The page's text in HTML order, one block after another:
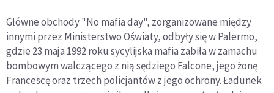
Główne obchody "No mafia day", zorganizowane między
innymi przez Ministerstwo Oświaty, odbyły się w Palermo,
gdzie 23 maja 1992 roku sycylijska mafia zabiła w zamachu
bombowym walczącego z nią sędziego Falcone, jego żonę
Francescę oraz trzech policjantów z jego ochrony. Ładunek